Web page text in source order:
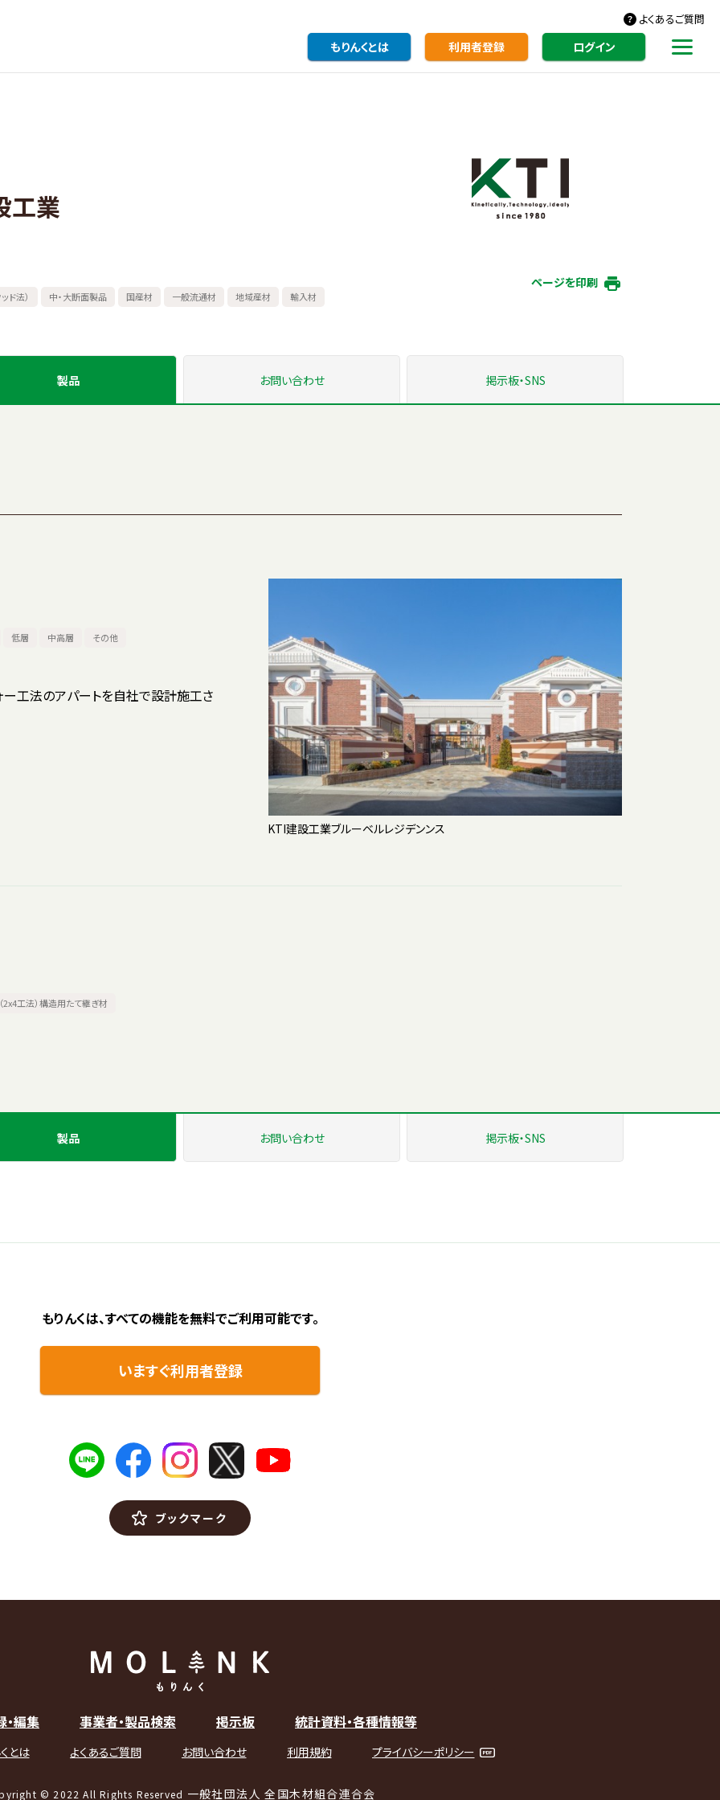
よくあるご質問
もりんくとは 利用者登録 ログイン
工業
ド法） 中・大断面製品 国産材 一般流通材 地域産材 輸入材
ページを印刷
製品 お問い合わせ 掲示板・SNS
低層 中高層 その他
工法のアパートを自社で設計施工さ
KTI建設工業ブルーベルレジデンンス
2x4工法）構造用たて継ぎ材
製品 お問い合わせ 掲示板・SNS
もりんくは、すべての機能を無料でご利用可能です。
いますぐ利用者登録
ブックマーク
編集 事業者・製品検索 掲示板 統計資料・各種情報等
とは よくあるご質問 お問い合わせ 利用規約 プライバシーポリシー
© 2022 All Rights Reserved 一般社団法人 全国木材組合連合会